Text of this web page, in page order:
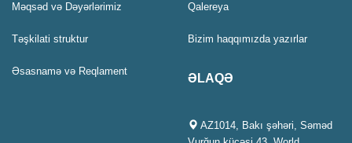
Məqsəd və Dəyərlərimiz
Təşkilati struktur
Əsasnamə və Reqlament
Qalereya
Bizim haqqımızda yazırlar
ƏLAQƏ
AZ1014, Bakı şəhəri, Səməd